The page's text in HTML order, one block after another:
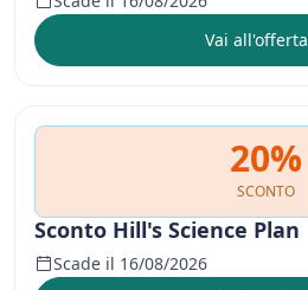
Vai all'offerta
20%
SCONTO
Sconto Hill's Science Plan
Scade il 16/08/2026